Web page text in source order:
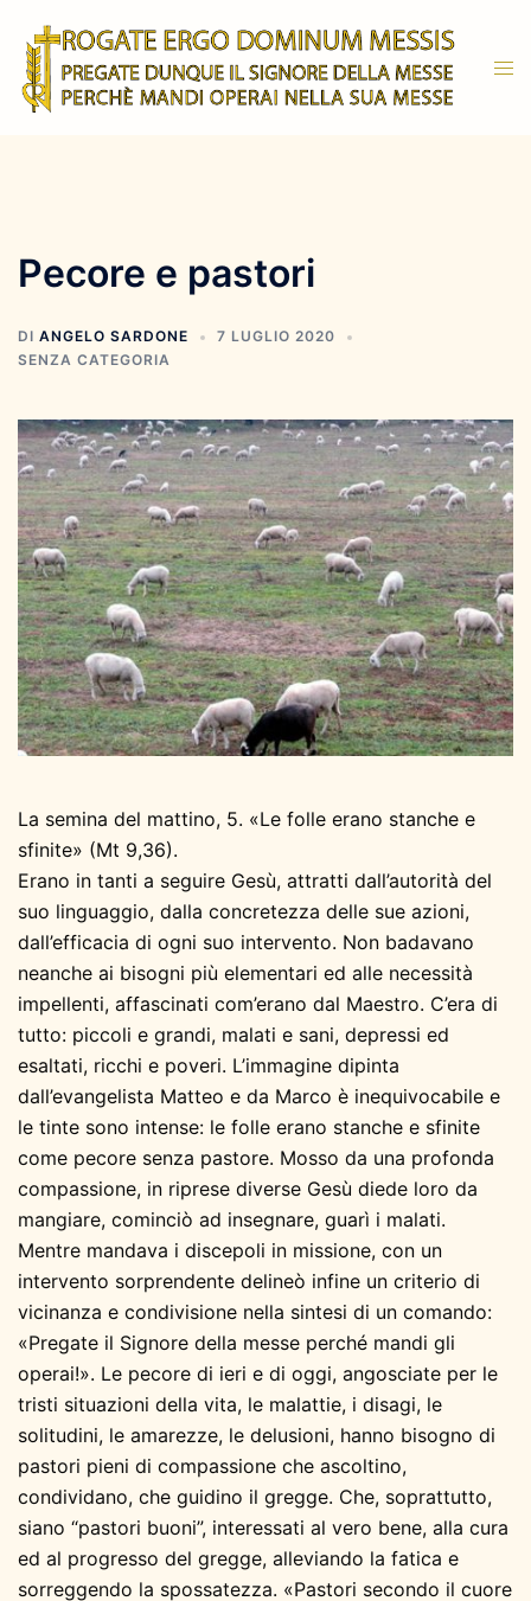
contenuto
Pecore e pastori
DI ANGELO SARDONE
7 LUGLIO 2020
SENZA CATEGORIA
La semina del mattino, 5. «Le folle erano stanche e
sfinite» (Mt 9,36).
Erano in tanti a seguire Gesù, attratti dall’autorità del
suo linguaggio, dalla concretezza delle sue azioni,
dall’efficacia di ogni suo intervento. Non badavano
neanche ai bisogni più elementari ed alle necessità
impellenti, affascinati com’erano dal Maestro. C’era di
tutto: piccoli e grandi, malati e sani, depressi ed
esaltati, ricchi e poveri. L’immagine dipinta
dall’evangelista Matteo e da Marco è inequivocabile e
le tinte sono intense: le folle erano stanche e sfinite
come pecore senza pastore. Mosso da una profonda
compassione, in riprese diverse Gesù diede loro da
mangiare, cominciò ad insegnare, guarì i malati.
Mentre mandava i discepoli in missione, con un
intervento sorprendente delineò infine un criterio di
vicinanza e condivisione nella sintesi di un comando:
«Pregate il Signore della messe perché mandi gli
operai!». Le pecore di ieri e di oggi, angosciate per le
tristi situazioni della vita, le malattie, i disagi, le
solitudini, le amarezze, le delusioni, hanno bisogno di
pastori pieni di compassione che ascoltino,
condividano, che guidino il gregge. Che, soprattutto,
siano “pastori buoni”, interessati al vero bene, alla cura
ed al progresso del gregge, alleviando la fatica e
sorreggendo la spossatezza. «Pastori secondo il cuore